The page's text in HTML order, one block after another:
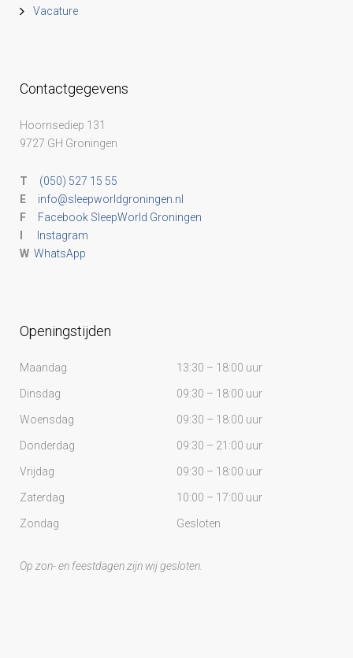
Vacature
Contactgegevens
Hoornsediep 131
9727 GH Groningen
T
(050) 527 15 55
E
info@sleepworldgroningen.nl
F
Facebook SleepWorld Groningen
Instagram
W WhatsApp
Openingstijden
Maandag 13:30 – 18:00 uur
Dinsdag 09:30 – 18:00 uur
Woensdag 09:30 – 18:00 uur
Donderdag 09:30 – 21:00 uur
Vrijdag 09:30 – 18:00 uur
Zaterdag 10:00 – 17:00 uur
Zondag Gesloten
Op zon- en feestdagen zijn wij gesloten.